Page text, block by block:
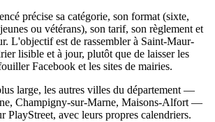
précise sa catégorie, son format (sixte,
ou vétérans), son tarif, son règlement et
L'objectif est de rassembler à Saint-Maur-
lisible et à jour, plutôt que de laisser les
Facebook et les sites de mairies.
large, les autres villes du département —
Champigny-sur-Marne, Maisons-Alfort —
PlayStreet, avec leurs propres calendriers.